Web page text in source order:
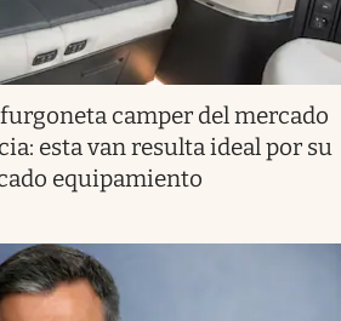
camper del mercado
esta van resulta ideal por su
equipamiento